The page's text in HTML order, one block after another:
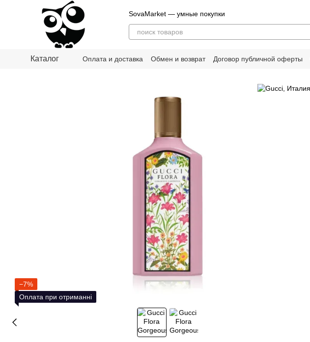
Перейти к основному контенту
SovaMarket — умные покупки
Каталог Оплата и доставка Обмен и возврат Договор публичной оферты
−7%
Оплата при отриманні